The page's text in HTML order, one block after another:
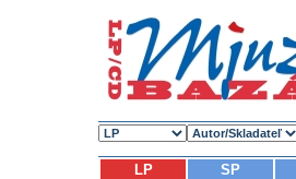
LP SP